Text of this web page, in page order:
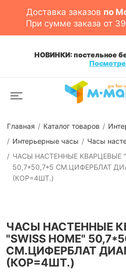
Доставка заказов по
При сумме заказа от
->
НОВОЕ
Главная Каталог товаров
Интерьерные часы
Часы
ЧАСЫ НАСТЕННЫЕ КВАРЦЕВЫЕ
50,7*50,7*5 СМ.ЦИФЕРБЛАТ
(КОР=4ШТ.)
ЧАСЫ НАСТЕННЫЕ
"SWISS HOME"
СМ.ЦИФЕРБЛАТ
(КОР=4ШТ.)